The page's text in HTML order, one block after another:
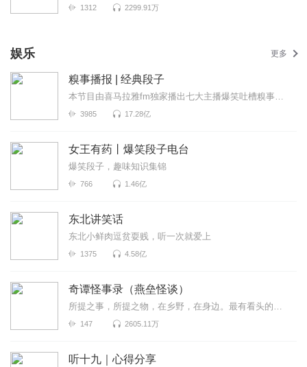
1312 2299.91万
娱乐 更多
糗事播报 | 经典段子
本节目由喜马拉雅fm独家播出七大主播爆笑吐槽糗事囧闻，包你开心一整天
3985 17.28亿
女王有药丨爆笑段子电台
爆笑段子，趣味知识集锦
766 1.46亿
东北讲笑话
东北小鲜肉逗贫耍贱，听一次就爱上
1375 4.58亿
奇谭怪事录（燕垒怪谈）
所提之事，所提之物，在乡野，在身边。最有看头的志怪小说，你没听过的奇谭怪事。原著：燕垒生
147 2605.11万
听十九｜心得分享